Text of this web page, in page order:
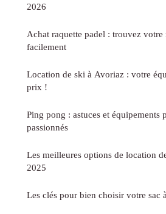
2026
Achat raquette padel : trouvez votre
facilement
Location de ski à Avoriaz : votre
prix !
Ping pong : astuces et équipements
passionnés
Les meilleures options de location
2025
Les clés pour bien choisir votre sac